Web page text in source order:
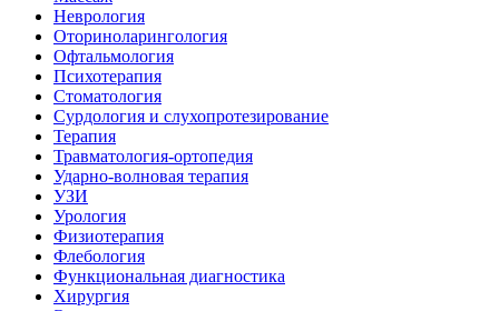
Неврология
Оториноларингология
Офтальмология
Психотерапия
Стоматология
Сурдология и слухопротезирование
Терапия
Травматология-ортопедия
Ударно-волновая терапия
УЗИ
Урология
Физиотерапия
Флебология
Функциональная диагностика
Хирургия